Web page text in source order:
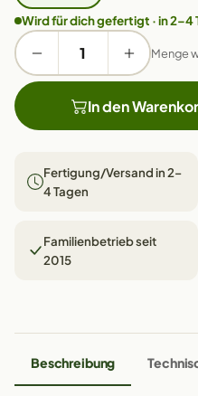
Wird für dich gefertigt · in 2–4
Menge
In den
Fertigung/Versand in 2–
4 Tagen
Familienbetrieb seit
2015
Beschreibung